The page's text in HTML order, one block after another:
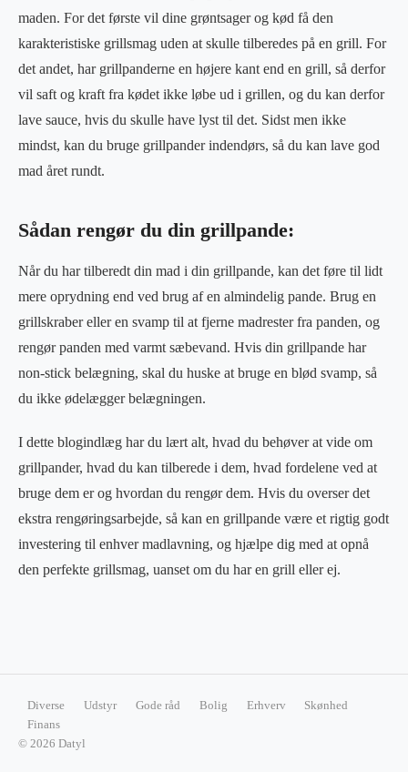
maden. For det første vil dine grøntsager og kød få den
karakteristiske grillsmag uden at skulle tilberedes på en grill. For
det andet, har grillpanderne en højere kant end en grill, så derfor
vil saft og kraft fra kødet ikke løbe ud i grillen, og du kan derfor
lave sauce, hvis du skulle have lyst til det. Sidst men ikke
mindst, kan du bruge grillpander indendørs, så du kan lave god
mad året rundt.
Sådan rengør du din grillpande:
Når du har tilberedt din mad i din grillpande, kan det føre til lidt
mere oprydning end ved brug af en almindelig pande. Brug en
grillskraber eller en svamp til at fjerne madrester fra panden, og
rengør panden med varmt sæbevand. Hvis din grillpande har
non-stick belægning, skal du huske at bruge en blød svamp, så
du ikke ødelægger belægningen.
I dette blogindlæg har du lært alt, hvad du behøver at vide om
grillpander, hvad du kan tilberede i dem, hvad fordelene ved at
bruge dem er og hvordan du rengør dem. Hvis du overser det
ekstra rengøringsarbejde, så kan en grillpande være et rigtig godt
investering til enhver madlavning, og hjælpe dig med at opnå
den perfekte grillsmag, uanset om du har en grill eller ej.
Diverse Udstyr Gode råd Bolig Erhverv
Skønhed
Finans
© 2026 Datyl